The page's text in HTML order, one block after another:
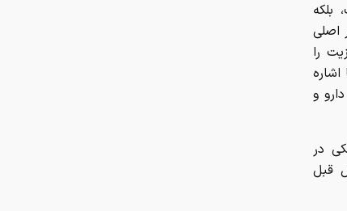
بلکه
اصلی
را
اشاره
و
در
قبل